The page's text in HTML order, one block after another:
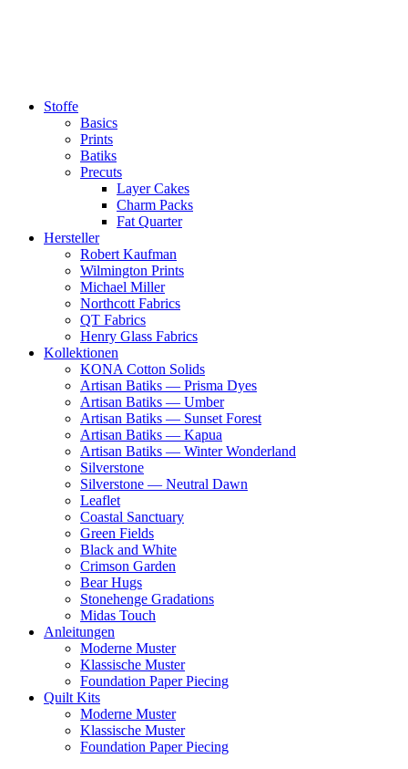
Stoffe
Basics
Prints
Batiks
Precuts
Layer Cakes
Charm Packs
Fat Quarter
Hersteller
Robert Kaufman
Wilmington Prints
Michael Miller
Northcott Fabrics
QT Fabrics
Henry Glass Fabrics
Kollektionen
KONA Cotton Solids
Artisan Batiks — Prisma Dyes
Artisan Batiks — Umber
Artisan Batiks — Sunset Forest
Artisan Batiks — Kapua
Artisan Batiks — Winter Wonderland
Silverstone
Silverstone — Neutral Dawn
Leaflet
Coastal Sanctuary
Green Fields
Black and White
Crimson Garden
Bear Hugs
Stonehenge Gradations
Midas Touch
Anleitungen
Moderne Muster
Klassische Muster
Foundation Paper Piecing
Quilt Kits
Moderne Muster
Klassische Muster
Foundation Paper Piecing